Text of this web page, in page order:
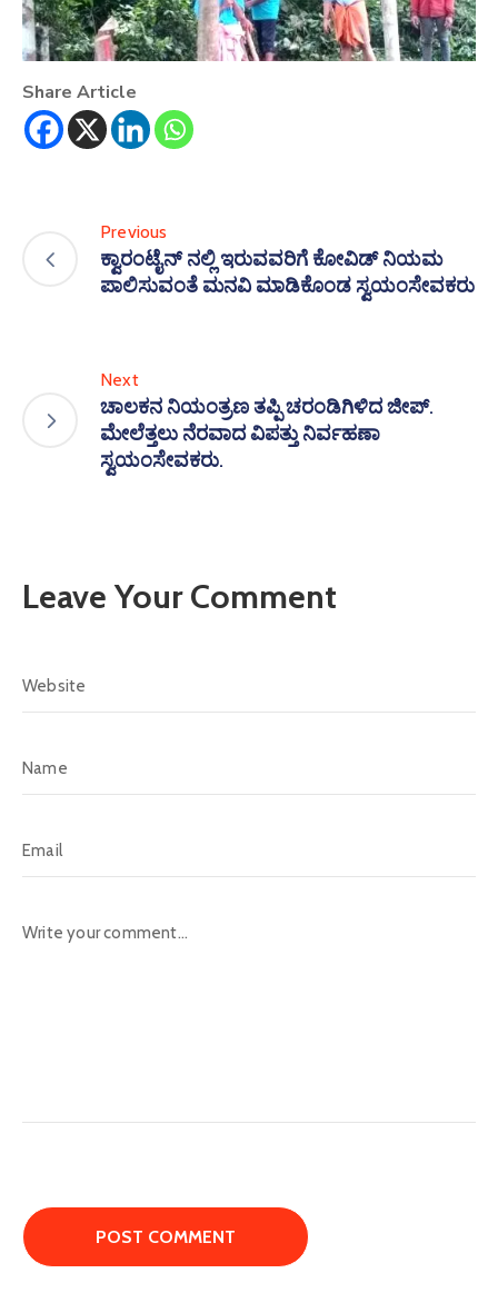
Share Article
Previous
ಕ್ವಾರಂಟೈನ್ ನಲ್ಲಿ ಇರುವವರಿಗೆ ಕೋವಿಡ್ ನಿಯಮ
ಪಾಲಿಸುವಂತೆ ಮನವಿ ಮಾಡಿಕೊಂಡ ಸ್ವಯಂಸೇವಕರು
Next
ಚಾಲಕನ ನಿಯಂತ್ರಣ ತಪ್ಪಿ ಚರಂಡಿಗಿಳಿದ ಜೀಪ್.
ಮೇಲೆತ್ತಲು ನೆರವಾದ ವಿಪತ್ತು ನಿರ್ವಹಣಾ
ಸ್ವಯಂಸೇವಕರು.
Leave Your Comment